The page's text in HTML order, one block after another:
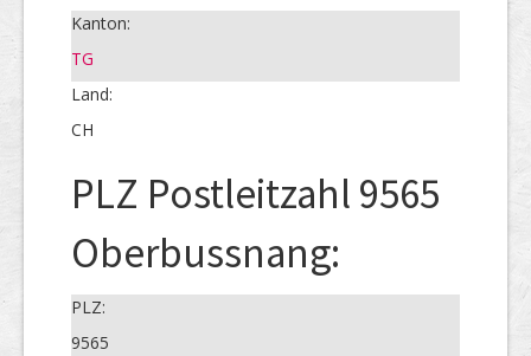
Kanton:
TG
Land:
CH
PLZ Postleitzahl 9565
Oberbussnang:
PLZ:
9565